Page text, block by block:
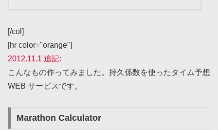
[/col]
[hr color="orange"]
2012.11.1 追記:
こんなもの作ってみました。持久係数を使ったタイム予想
WEB サービスです。
Marathon Calculator